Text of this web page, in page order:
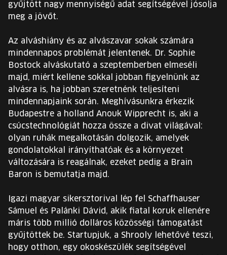
gyűjtött nagy mennyiségű adat segítségével jósolja
meg a jövőt.
Az alváshiány és az alvászavar sokak számára
mindennapos problémát jelentenek. Dr. Sophie
Bostock alváskutató a szeptemberben elmeséli
majd, miért kellene sokkal jobban figyelnünk az
alvásra is, ha jobban szeretnénk teljesíteni
mindennapjaink során. Meghívásunkra érkezik
Budapestre a holland Anouk Wipprecht is, aki a
csúcstechnológiát hozza össze a divat világával:
olyan ruhák megalkotásán dolgozik, amelyek
gondolatokkal irányíthatóak és a környezet
változására is reagálnak, ezeket pedig a Brain
Baron is bemutatja majd.
Igazi magyar sikersztorival lép fel Schaffhauser
Sámuel és Palánki Dávid, akik fiatal koruk ellenére
máris több millió dolláros közösségi támogatást
gyűjtöttek be. Startupjuk, a Shrooly lehetővé teszi,
hogy otthon, egy okoskészülék segítségével